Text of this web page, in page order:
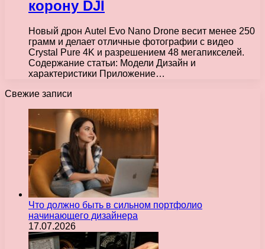
корону DJI
Новый дрон Autel Evo Nano Drone весит менее 250
грамм и делает отличные фотографии с видео
Crystal Pure 4K и разрешением 48 мегапикселей.
Содержание статьи: Модели Дизайн и
характеристики Приложение…
Свежие записи
Что должно быть в сильном портфолио
начинающего дизайнера
17.07.2026